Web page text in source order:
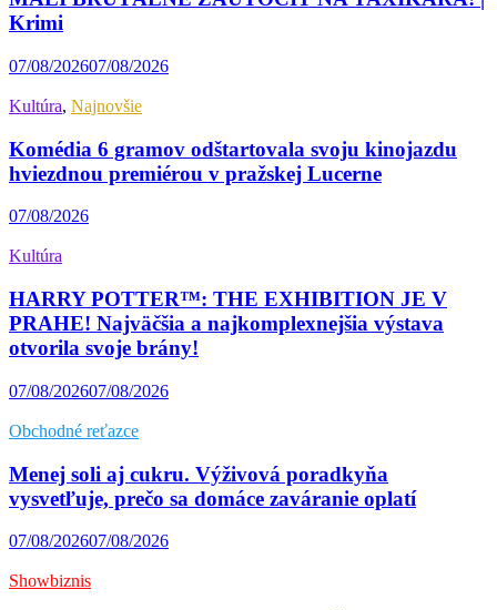
Krimi
07/08/202607/08/2026
Kultúra, Najnovšie
Komédia 6 gramov odštartovala svoju kinojazdu
hviezdnou premiérou v pražskej Lucerne
07/08/2026
Kultúra
HARRY POTTER™: THE EXHIBITION JE V
PRAHE! Najväčšia a najkomplexnejšia výstava
otvorila svoje brány!
07/08/202607/08/2026
Obchodné reťazce
Menej soli aj cukru. Výživová poradkyňa
vysvetľuje, prečo sa domáce zaváranie oplatí
07/08/202607/08/2026
Showbiznis